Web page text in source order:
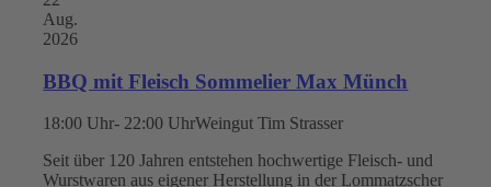
Aug.
2026
BBQ mit Fleisch Sommelier Max Münch
18:00 Uhr- 22:00 UhrWeingut Tim Strasser
Seit über 120 Jahren entstehen hochwertige Fleisch- und
Wurstwaren aus eigener Herstellung in der Lommatzscher